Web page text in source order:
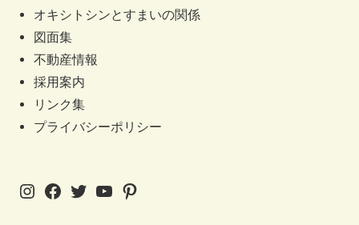
オキシトシンとすまいの関係
図面集
不動産情報
採用案内
リンク集
プライバシーポリシー
Instagram
Facebook
Twitter
YouTube
Pinterest